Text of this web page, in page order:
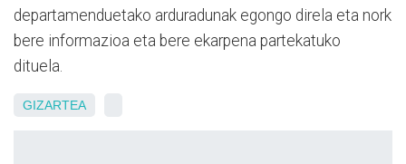
departamenduetako arduradunak egongo direla eta nork
bere informazioa eta bere ekarpena partekatuko
dituela.
GIZARTEA